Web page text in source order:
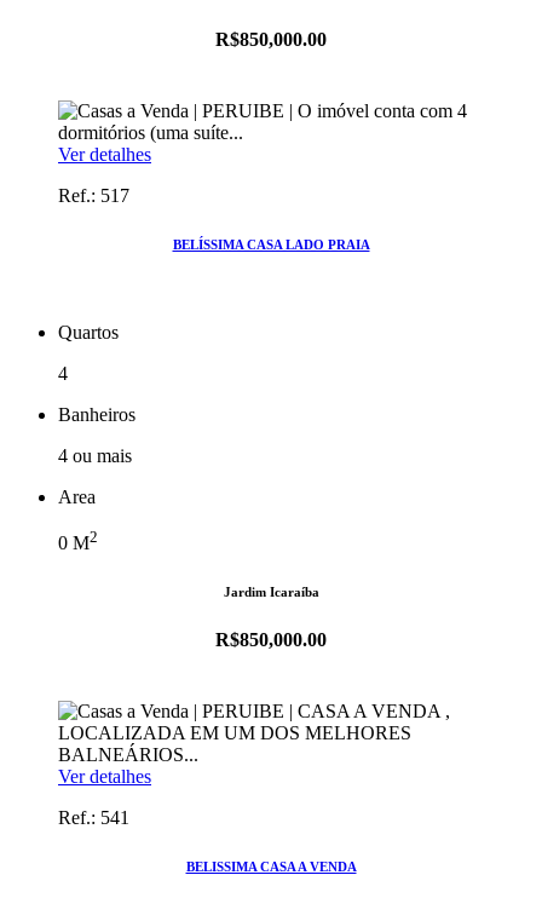
R$850,000.00
Ver detalhes
Ref.: 517
BELÍSSIMA CASA LADO PRAIA
Quartos
4
Banheiros
4 ou mais
Area
0 M2
Jardim Icaraíba
R$850,000.00
Ver detalhes
Ref.: 541
BELISSIMA CASA A VENDA